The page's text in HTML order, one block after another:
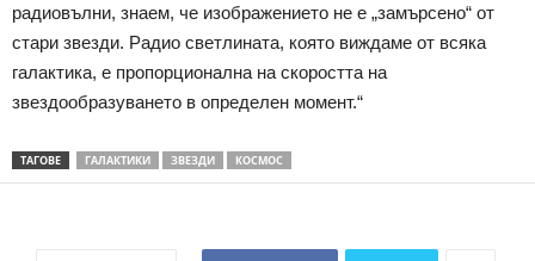
радиовълни, знаем, че изображението не е „замърсено“ от
стари звезди. Радио светлината, която виждаме от всяка
галактика, е пропорционална на скоростта на
звездообразуването в определен момент.“
ТАГОВЕ ГАЛАКТИКИ ЗВЕЗДИ КОСМОС